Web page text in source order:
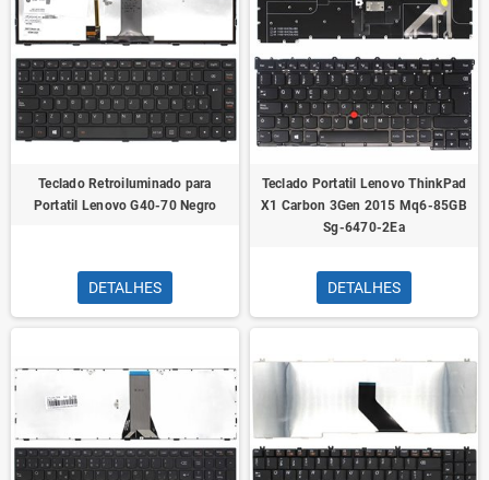
Teclado Retroiluminado para
Portatil Lenovo G40-70 Negro
DETALHES
Teclado Portatil Lenovo ThinkPad
X1 Carbon 3Gen 2015 Mq6-85GB
Sg-6470-2Ea
DETALHES